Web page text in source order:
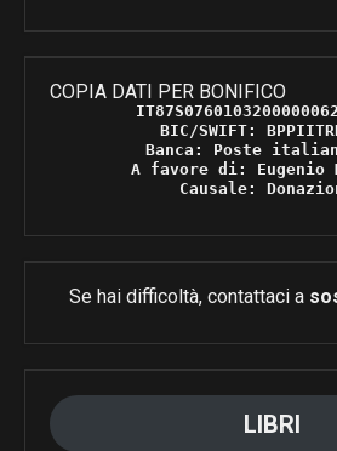
COPIA DATI PER BONIFICO
BIC/SWIFT:
Banca: Poste
A favore di: Eugenio
Causale:
Se hai difficoltà, contattaci a
LIBRI